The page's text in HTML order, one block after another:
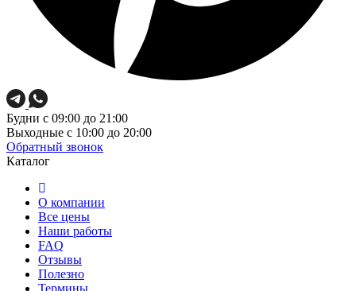
Будни с 09:00 до 21:00
Выходные с 10:00 до 20:00
Обратный звонок
Каталог
О компании
Все цены
Наши работы
FAQ
Отзывы
Полезно
Термины